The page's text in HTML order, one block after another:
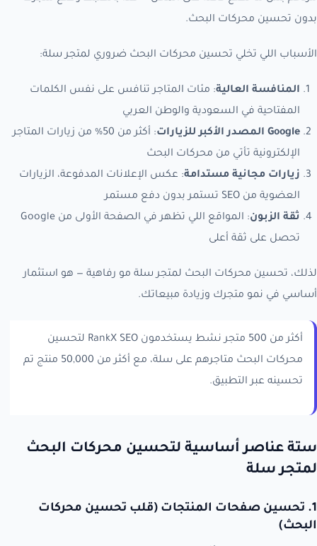
بدون تحسين محركات البحث.
الأسباب اللي تخلي تحسين محركات البحث ضروري لمتجر سلة:
المنافسة العالية: مئات المتاجر تنافس على نفس الكلمات
المفتاحية في السعودية والوطن العربي
Google المصدر الأكبر للزيارات
: أكثر من 50% من زيارات المتاجر
الإلكترونية تأتي من محركات البحث
زيارات مجانية مستدامة: عكس الإعلانات المدفوعة، الزيارات
العضوية من SEO تستمر بدون دفع مستمر
ثقة الزبون
: المواقع اللي تظهر في الصفحة الأولى من Google
تحصل على ثقة أعلى
لذلك، تحسين محركات البحث لمتجر سلة مو رفاهية — هو استثمار
أساسي في نمو متجرك وزيادة مبيعاتك.
أكثر من 500 متجر نشط يستخدمون RankX SEO لتحسين
محركات البحث متاجرهم على سلة، مع أكثر من 50,000 منتج تم
تحسينه عبر التطبيق.
ستة عناصر أساسية لتحسين محركات البحث
لمتجر سلة
1. تحسين صفحات المنتجات (قلب تحسين محركات
البحث)